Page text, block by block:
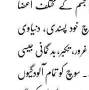
کے مختلف اعضا
خود پسندی، دنیاوی
تکبر، بد گمانی جیسی
سوچ کو تمام آلودگیوں